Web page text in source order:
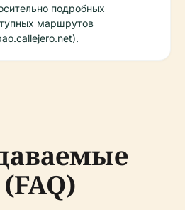
подробных
маршрутов